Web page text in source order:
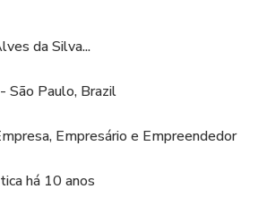
da Silva...
São Paulo, Brazil
Empresário e Empreendedor
há 10 anos